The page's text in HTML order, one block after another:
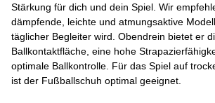
Stärkung für dich und dein Spiel. Wir
dämpfende, leichte und atmungsaktive
täglicher Begleiter wird. Obendrein bietet er
Ballkontaktfläche, eine hohe
optimale Ballkontrolle. Für das Spiel auf
ist der Fußballschuh optimal geeignet.